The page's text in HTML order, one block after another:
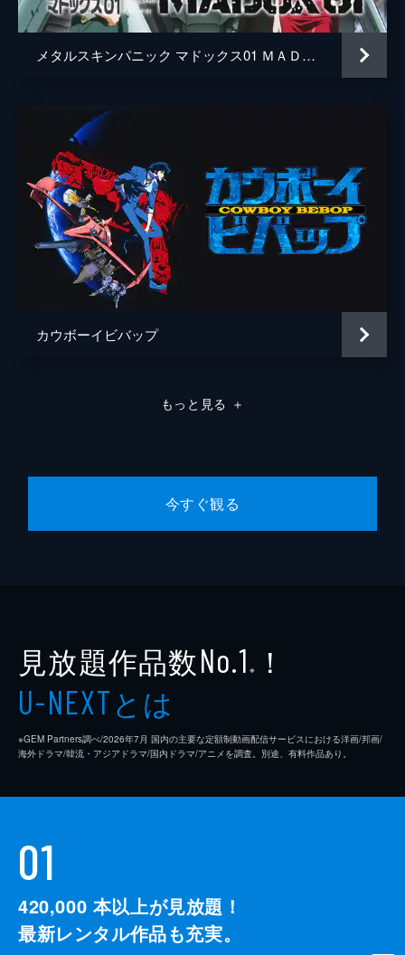
メタルスキンパニック マドックス01 ＭＡＤＯＸ-０１
カウボーイビバップ
もっと見る ＋
今すぐ観る
見放題作品数No.1 ※ ！
U-NEXTとは
※GEM Partners調べ/2026年7⽉ 国内の主要な定額制動画配信サービスにおける洋画/邦画/
海外ドラマ/韓流・アジアドラマ/国内ドラマ/アニメを調査。別途、有料作品あり。
01
420,000 本以上が見放題！
最新レンタル作品も充実。